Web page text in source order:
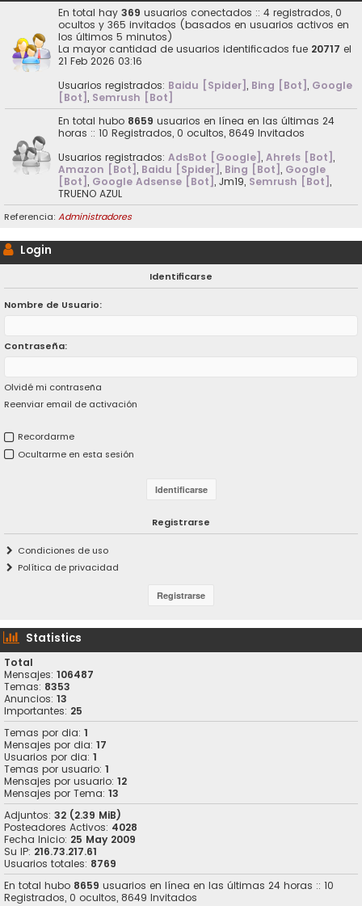
En total hay 369 usuarios conectados :: 4 registrados, 0
ocultos y 365 invitados (basados en usuarios activos en
los últimos 5 minutos)
La mayor cantidad de usuarios identificados fue 20717 el
21 Feb 2026 03:16
Usuarios registrados: Baidu [Spider], Bing [Bot], Google
[Bot], Semrush [Bot]
En total hubo 8659 usuarios en línea en las últimas 24
horas :: 10 Registrados, 0 ocultos, 8649 Invitados
Usuarios registrados: AdsBot [Google], Ahrefs [Bot],
Amazon [Bot], Baidu [Spider], Bing [Bot], Google
[Bot], Google Adsense [Bot], Jm19, Semrush [Bot],
TRUENO AZUL
Referencia: Administradores
Login
Identificarse
Nombre de Usuario:
Contraseña:
Olvidé mi contraseña
Reenviar email de activación
Recordarme
Ocultarme en esta sesión
Registrarse
Condiciones de uso
Política de privacidad
Statistics
Total
Mensajes: 106487
Temas: 8353
Anuncios: 13
Importantes: 25
Temas por dia: 1
Mensajes por dia: 17
Usuarios por dia: 1
Temas por usuario: 1
Mensajes por usuario: 12
Mensajes por Tema: 13
Adjuntos: 32 (2.39 MiB)
Posteadores Activos: 4028
Fecha Inicio: 25 May 2009
Su IP: 216.73.217.61
Usuarios totales: 8769
En total hubo 8659 usuarios en línea en las últimas 24 horas :: 10
Registrados, 0 ocultos, 8649 Invitados